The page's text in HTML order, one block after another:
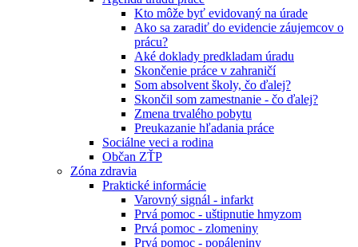
Kto môže byť evidovaný na úrade
Ako sa zaradiť do evidencie záujemcov o
prácu?
Aké doklady predkladam úradu
Skončenie práce v zahraničí
Som absolvent školy, čo ďalej?
Skončil som zamestnanie - čo ďalej?
Zmena trvalého pobytu
Preukazanie hľadania práce
Sociálne veci a rodina
Občan ZŤP
Zóna zdravia
Praktické informácie
Varovný signál - infarkt
Prvá pomoc - uštipnutie hmyzom
Prvá pomoc - zlomeniny
Prvá pomoc - popáleniny